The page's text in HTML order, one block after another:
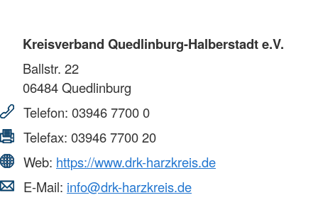
Kreisverband Quedlinburg-Halberstadt e.V.
Ballstr. 22
06484Quedlinburg
Telefon: 03946 7700 0
Telefax: 03946 7700 20
Web: https://www.drk-harzkreis.de
E-Mail: info@drk-harzkreis.de